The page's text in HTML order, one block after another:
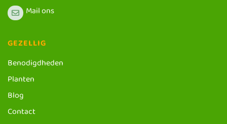
Mail ons
GEZELLIG
Benodigdheden
Planten
Blog
Contact